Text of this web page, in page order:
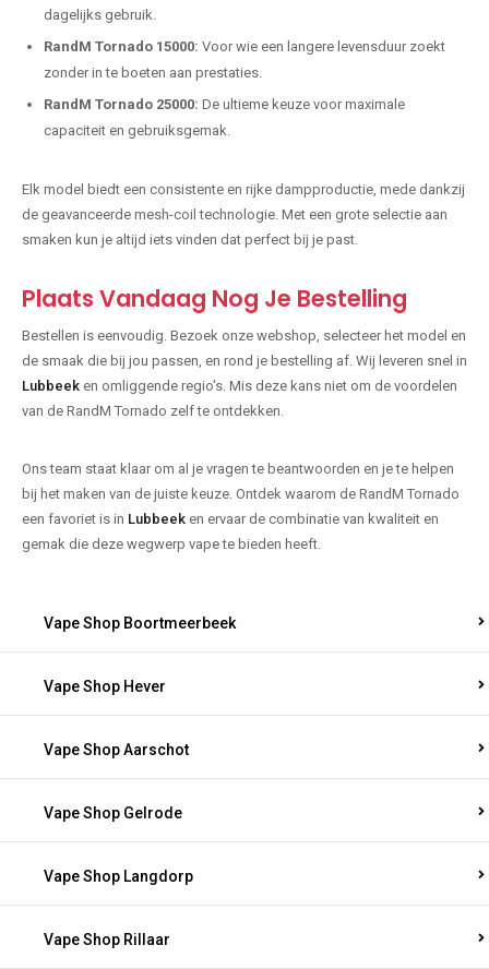
dagelijks gebruik.
RandM Tornado 15000: Voor wie een langere levensduur zoekt
zonder in te boeten aan prestaties.
RandM Tornado 25000: De ultieme keuze voor maximale
capaciteit en gebruiksgemak.
Elk model biedt een consistente en rijke dampproductie, mede dankzij
de geavanceerde mesh-coil technologie. Met een grote selectie aan
smaken kun je altijd iets vinden dat perfect bij je past.
Plaats Vandaag Nog Je Bestelling
Bestellen is eenvoudig. Bezoek onze webshop, selecteer het model en
de smaak die bij jou passen, en rond je bestelling af. Wij leveren snel in
Lubbeek en omliggende regio's. Mis deze kans niet om de voordelen
van de RandM Tornado zelf te ontdekken.
Ons team staat klaar om al je vragen te beantwoorden en je te helpen
bij het maken van de juiste keuze. Ontdek waarom de RandM Tornado
een favoriet is in Lubbeek en ervaar de combinatie van kwaliteit en
gemak die deze wegwerp vape te bieden heeft.
Vape Shop Boortmeerbeek
Vape Shop Hever
Vape Shop Aarschot
Vape Shop Gelrode
Vape Shop Langdorp
Vape Shop Rillaar